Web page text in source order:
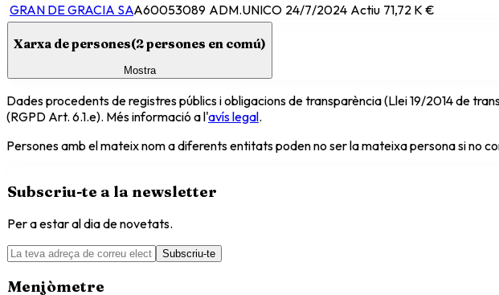
GRAN DE GRACIA SAA60053089 ADM.UNICO 24/7/2024 Actiu 71,72 K €
Xarxa de persones(2persones en comú)
Mostra
Dades procedents de registres públics i obligacions de transparència (Llei 19/2014 de
(RGPD Art. 6.1.e). Més informació a l'avís legal.
Persones amb el mateix nom a diferents entitats poden no ser la mateixa persona si no
Subscriu-te a la newsletter
Per a estar al dia de novetats.
Subscriu-te
Menjòmetre